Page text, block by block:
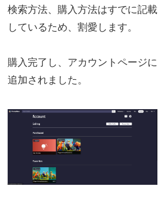
検索方法、購入方法はすでに記載
しているため、割愛します。
購入完了し、アカウントページに
追加されました。